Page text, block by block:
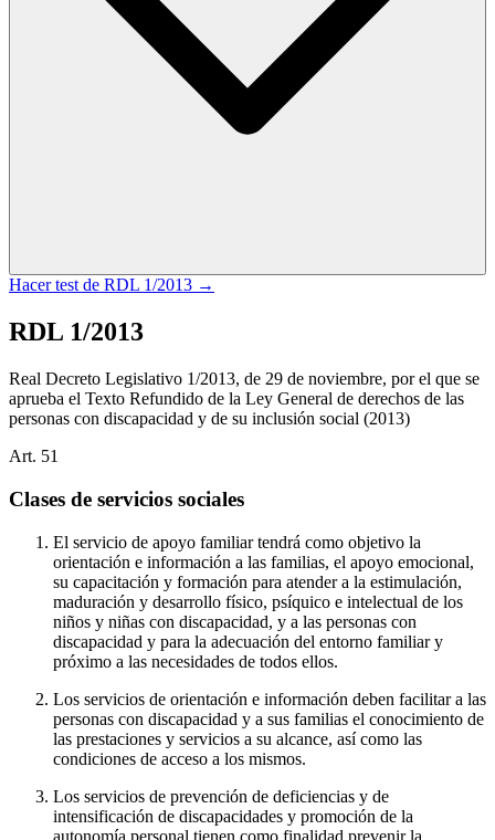
Hacer test de RDL 1/2013 →
RDL 1/2013
Real Decreto Legislativo 1/2013, de 29 de noviembre, por el que se
aprueba el Texto Refundido de la Ley General de derechos de las
personas con discapacidad y de su inclusión social (2013)
Art. 51
Clases de servicios sociales
El servicio de apoyo familiar tendrá como objetivo la
orientación e información a las familias, el apoyo emocional,
su capacitación y formación para atender a la estimulación,
maduración y desarrollo físico, psíquico e intelectual de los
niños y niñas con discapacidad, y a las personas con
discapacidad y para la adecuación del entorno familiar y
próximo a las necesidades de todos ellos.
Los servicios de orientación e información deben facilitar a las
personas con discapacidad y a sus familias el conocimiento de
las prestaciones y servicios a su alcance, así como las
condiciones de acceso a los mismos.
Los servicios de prevención de deficiencias y de
intensificación de discapacidades y promoción de la
autonomía personal tienen como finalidad prevenir la